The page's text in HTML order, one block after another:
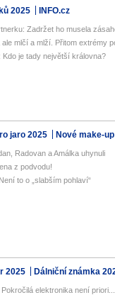
2025 INFO.cz
Zadržet ho musela
mlčí a mlží. Přitom extrémy
je tady největší královna?
jaro 2025 Nové make-
Radovan a Amálka uhynuli
z podvodu!
to o „slabším pohlaví“
2025 Dálniční známka
elektronika není priori...